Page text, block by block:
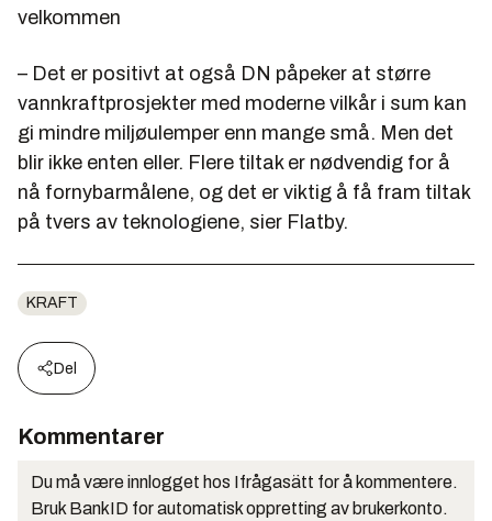
velkommen
– Det er positivt at også DN påpeker at større
vannkraftprosjekter med moderne vilkår i sum kan
gi mindre miljøulemper enn mange små. Men det
blir ikke enten eller. Flere tiltak er nødvendig for å
nå fornybarmålene, og det er viktig å få fram tiltak
på tvers av teknologiene, sier Flatby.
KRAFT
Del
Kommentarer
Du må være innlogget hos Ifrågasätt for å kommentere.
Bruk BankID for automatisk oppretting av brukerkonto.